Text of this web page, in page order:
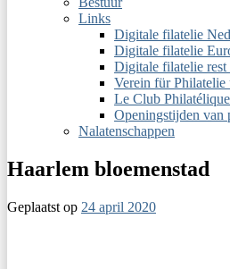
Links
Digitale filatelie
Digitale filatelie
Digitale filatelie rest
Verein für Philatelie
Le Club
Openingstijden van
Nalatenschappen
Haarlem bloemenstad
Geplaatst op 24 april 2020